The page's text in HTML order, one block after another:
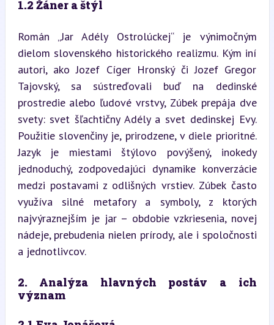
1.2 Žáner a štýl
Román „Jar Adély Ostrolúckej“ je výnimočným
dielom slovenského historického realizmu. Kým iní
autori, ako Jozef Cíger Hronský či Jozef Gregor
Tajovský, sa sústreďovali buď na dedinské
prostredie alebo ľudové vrstvy, Zúbek prepája dve
svety: svet šľachtičny Adély a svet dedinskej Evy.
Použitie slovenčiny je, prirodzene, v diele prioritné.
Jazyk je miestami štýlovo povýšený, inokedy
jednoduchý, zodpovedajúci dynamike konverzácie
medzi postavami z odlišných vrstiev. Zúbek často
využíva silné metafory a symboly, z ktorých
najvýraznejším je jar – obdobie vzkriesenia, novej
nádeje, prebudenia nielen prírody, ale i spoločnosti
a jednotlivcov.
2. Analýza hlavných postáv a ich
význam